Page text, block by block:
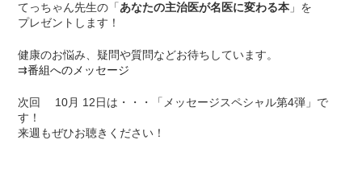
てっちゃん先生の「あなたの主治医が名医に変わる本 」を
プレゼントします！
健康のお悩み、疑問や質問などお待ちしています。
⇉番組へのメッセージ
次回 10月 12日は・・・「メッセージスペシャル第4弾」で
す！
来週もぜひお聴きください！